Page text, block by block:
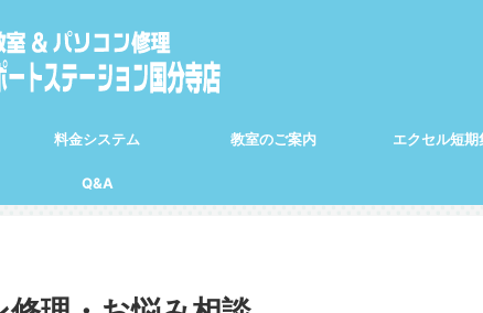
料金システム 教室のご案内 エクセル短期
Q&A